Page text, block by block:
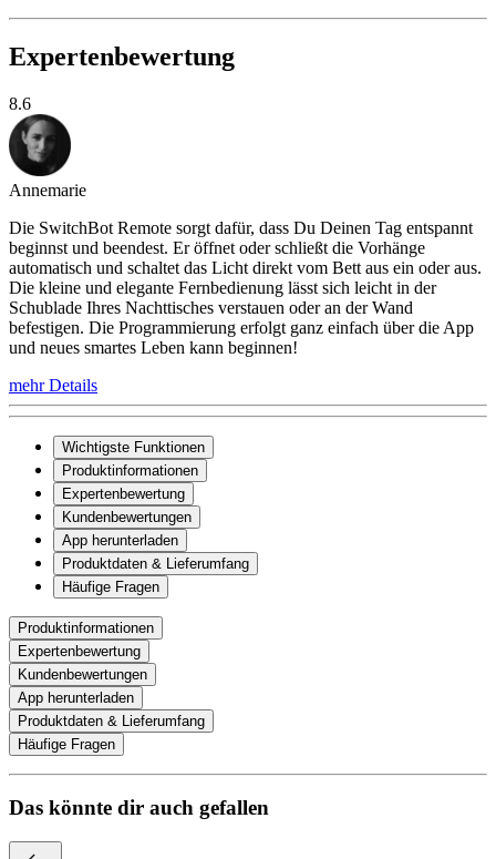
Expertenbewertung
8.6
Annemarie
Die SwitchBot Remote sorgt dafür, dass Du Deinen Tag entspannt
beginnst und beendest. Er öffnet oder schließt die Vorhänge
automatisch und schaltet das Licht direkt vom Bett aus ein oder aus.
Die kleine und elegante Fernbedienung lässt sich leicht in der
Schublade Ihres Nachttisches verstauen oder an der Wand
befestigen. Die Programmierung erfolgt ganz einfach über die App
und neues smartes Leben kann beginnen!
mehr Details
Wichtigste Funktionen
Produktinformationen
Expertenbewertung
Kundenbewertungen
App herunterladen
Produktdaten & Lieferumfang
Häufige Fragen
Produktinformationen
Expertenbewertung
Kundenbewertungen
App herunterladen
Produktdaten & Lieferumfang
Häufige Fragen
Das könnte dir auch gefallen